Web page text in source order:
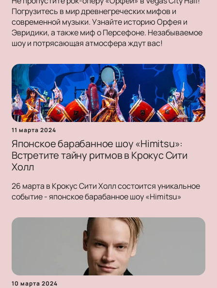
Погрузитесь в мир древнегреческих мифов и
современной музыки. Узнайте историю Орфея и
Эвридики, а также миф о Персефоне. Незабываемое
шоу и потрясающая атмосфера ждут вас!
11 марта 2024
Японское барабанное шоу «Himitsu»:
Встретите тайну ритмов в Крокус Сити
Холл
26 марта в Крокус Сити Холл состоится уникальное
событие - японское барабанное шоу «Himitsu»
10 марта 2024